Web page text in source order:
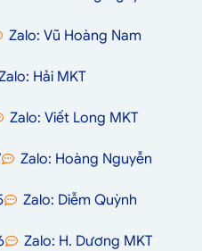
Zalo: Vũ Hoàng Nam
Hải MKT
Zalo: Viết Long MKT
Zalo: Hoàng Nguyễn
Zalo: Diễm Quỳnh
Zalo: H. Dương MKT